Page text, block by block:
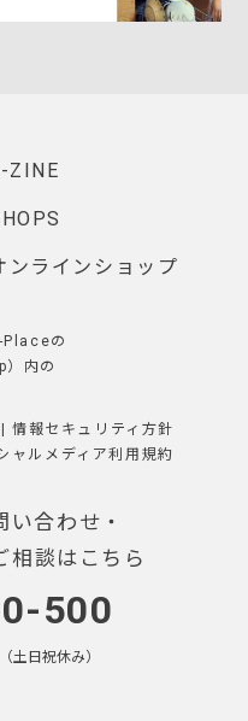
ZINE
ンラインショップ
Placeの
内の
| 情報セキュリティ方針
ャルメディア利用規約
い合わせ・
相談はこちら
500
土日祝休み）